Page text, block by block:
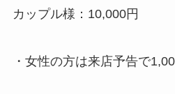
カップル様：10,000円
・女性の方は来店予告で